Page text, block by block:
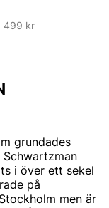
499 kr
grundades
Schwartzman
i över ett sekel
på
men är